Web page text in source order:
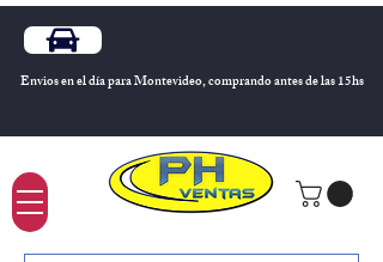
Envios en el día para Montevideo, comprando antes de las 15hs